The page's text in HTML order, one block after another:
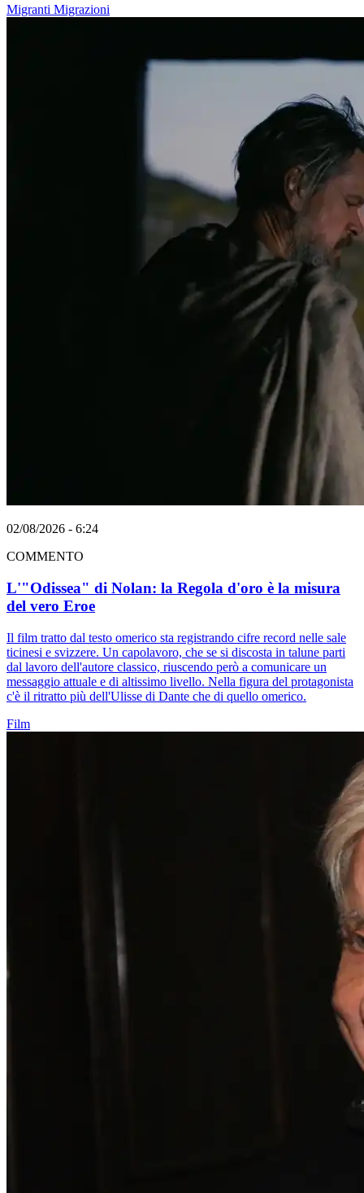
Migranti Migrazioni
02/08/2026 - 6:24
COMMENTO
L'"Odissea" di Nolan: la Regola d'oro è la misura
del vero Eroe
Il film tratto dal testo omerico sta registrando cifre record nelle sale
ticinesi e svizzere. Un capolavoro, che se si discosta in talune parti
dal lavoro dell'autore classico, riuscendo però a comunicare un
messaggio attuale e di altissimo livello. Nella figura del protagonista
c'è il ritratto più dell'Ulisse di Dante che di quello omerico.
Film